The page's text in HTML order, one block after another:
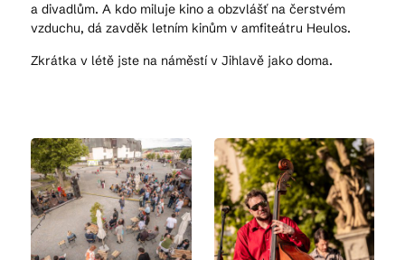
a divadlům. A kdo miluje kino a obzvlášť na čerstvém
vzduchu, dá zavděk letním kinům v amfiteátru Heulos.
Zkrátka v létě jste na náměstí v Jihlavě jako doma.